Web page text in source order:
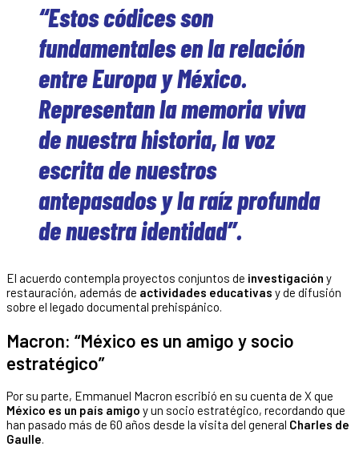
“Estos códices son
fundamentales en la relación
entre Europa y México.
Representan la memoria viva
de nuestra historia, la voz
escrita de nuestros
antepasados y la raíz profunda
de nuestra identidad”.
El acuerdo contempla proyectos conjuntos de investigación y
restauración, además de actividades educativas y de difusión
sobre el legado documental prehispánico.
Macron: “México es un amigo y socio
estratégico”
Por su parte, Emmanuel Macron escribió en su cuenta de X que
México es un país amigo y un socio estratégico, recordando que
han pasado más de 60 años desde la visita del general Charles de
Gaulle.